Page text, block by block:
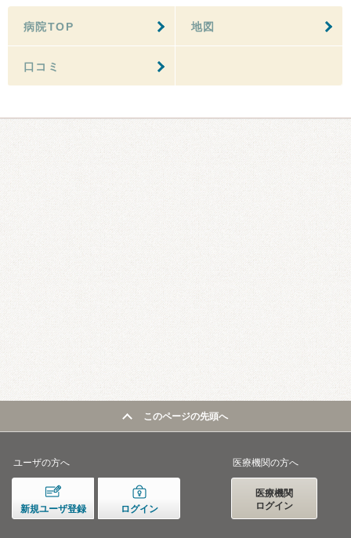
病院TOP 地図
口コミ
このページの先頭へ
ユーザの方へ
新規ユーザ登録 ログイン
医療機関の方へ
医療機関
ログイン